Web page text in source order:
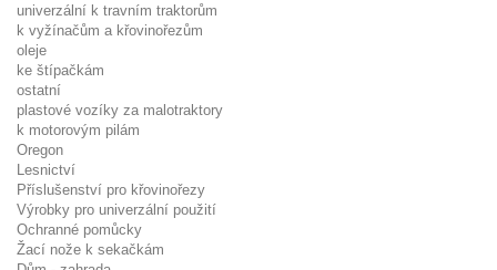
univerzální k travním traktorům
k vyžínačům a křovinořezům
oleje
ke štípačkám
ostatní
plastové vozíky za malotraktory
k motorovým pilám
Oregon
Lesnictví
Příslušenství pro křovinořezy
Výrobky pro univerzální použití
Ochranné pomůcky
Žací nože k sekačkám